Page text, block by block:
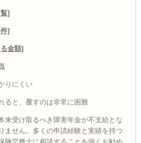
]
]
金額]
りにくい
ると、覆すのは非常に困難
来受け取るべき障害年金が不支給とな
ません。多くの申請経験と実績を持つ